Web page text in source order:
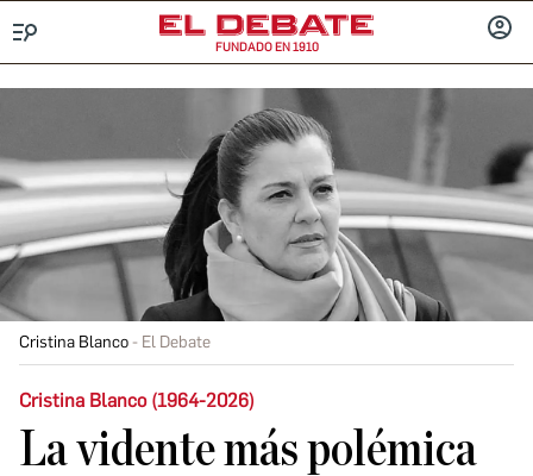
FUNDADO EN 1910
Cristina Blanco El Debate
Cristina Blanco (1964-2026)
La vidente más polémica